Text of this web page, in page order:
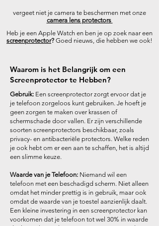
vergeet niet je camera te beschermen met onze
camera lens protectors
Heb je een Apple Watch en ben je op zoek naar een
screenprotector? Goed nieuws, die hebben we ook!
Waarom is het Belangrijk om een
Screenprotector te Hebben?
Gebruik: Een screenprotector zorgt ervoor dat je
je telefoon zorgeloos kunt gebruiken. Je hoeft je
geen zorgen te maken over krassen of
schermschade door vallen. Er zijn verschillende
soorten screenprotectors beschikbaar, zoals
privacy- en antibacteriële protectors. Welke reden
je ook hebt om er een aan te schaffen, het is altijd
een slimme keuze.
Waarde van je Telefoon: Niemand wil een
telefoon met een beschadigd scherm. Niet alleen
omdat het minder prettig is in gebruik, maar ook
omdat de waarde van je toestel aanzienlijk daalt.
Een kleine investering in een screenprotector kan
voorkomen dat je telefoon tot wel 30% in waarde